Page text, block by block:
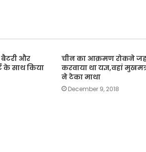
बैटरी और
के साथ किया
चीन का आक्रमण रोकने
करवाया था यज्ञ,वहां
ने टेका माथा
December 9, 2018